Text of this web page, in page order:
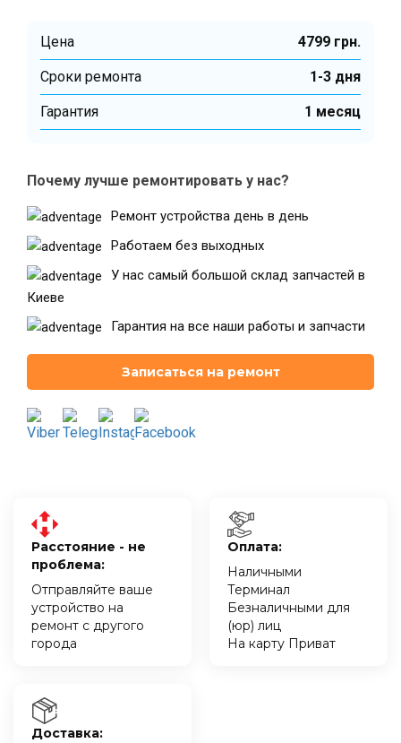
Театральная
г. Киев, ул. Крещатик 44-А г. Киев, ул. Анны Ахматовой, 30
г. Киев, ТЦ LAKE PLAZA, ул. Героев
г. Киев, ул. Казимира Малевича, 87
г. Киев, Комфорт Таун, ул.
Цена 4799 грн.
Cроки ремонта 1-3 дня
Гарантия 1 месяц
Почему лучше ремонтировать у нас?
Ремонт устройства день в день
Работаем без выходных
У нас самый большой склад запчастей в
Киеве
Гарантия на все наши работы и запчасти
Записаться на ремонт
Расстояние - не
проблема:
Отправляйте ваше
устройство на
ремонт с другого
города
Оплата:
Наличными
Терминал
Безналичными для
(юр) лиц
На карту Приват
Доставка: